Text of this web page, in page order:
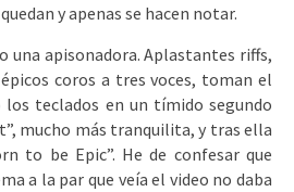
y apenas se hacen notar.
una apisonadora. Aplastantes riffs,
coros a tres voces, toman el
teclados en un tímido segundo
mucho más tranquilita, y tras ella
to be Epic”. He de confesar que
a la par que veía el video no daba